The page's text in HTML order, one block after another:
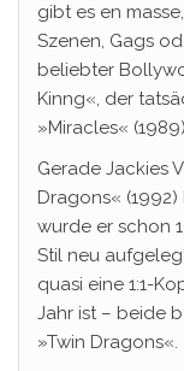
gibt es en
Szenen, Gags
beliebter
Kinng«, der
»Miracles«
Gerade Jackies
Dragons«
wurde er schon
Stil neu
quasi eine 1:1-
Jahr ist – beide
»Twin Dragons«.